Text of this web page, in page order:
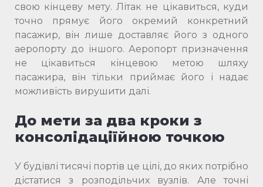
свою кінцеву мету. Літак не цікавиться, куди
точно прямує його окремий конкретний
пасажир, він лише доставляє його з одного
аеропорту до іншого. Аеропорт призначення
не цікавиться кінцевою метою шляху
пасажира, він тільки приймає його і надає
можливість вирушити далі.
До мети за два кроки з
консолідаціїйною точкою
У будівлі тисячі портів це цілі, до яких потрібно
дістатися з розподільчих вузлів. Але точні